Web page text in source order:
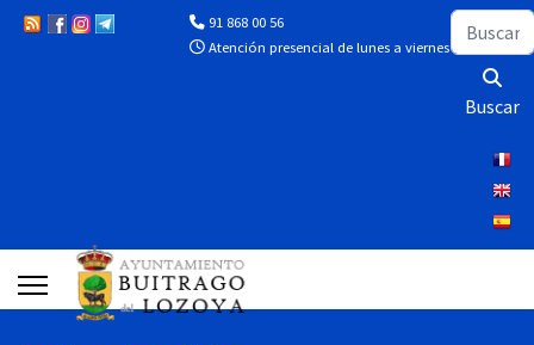
91 868 00 56
Atención presencial de lunes a viernes de 10:00 a
Buscar
Buscar